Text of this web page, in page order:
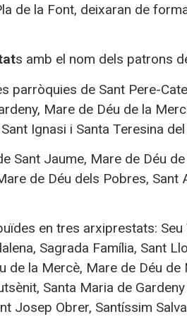
de la Font, deixaran de
s amb el nom dels patrons
parròquies de Sant Pere-
Mare de Déu de la
Ignasi i Santa Teresina
Sant Jaume, Mare de Déu
de Déu dels Pobres, Sant
en tres arxiprestats: Seu
Sagrada Família, Sant
de la Mercè, Mare de Déu
Santa Maria de
Josep Obrer, Santíssim